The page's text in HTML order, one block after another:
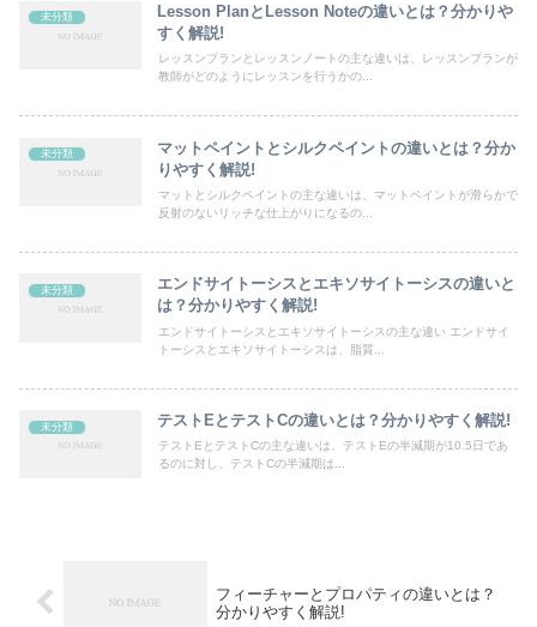
未分類
Lesson PlanとLesson Noteの違いとは？分かりや
すく解説!
レッスンプランとレッスンノートの主な違いは、レッスンプランが
教師がどのようにレッスンを行うかの...
未分類
マットペイントとシルクペイントの違いとは？分か
りやすく解説!
マットとシルクペイントの主な違いは、マットペイントが滑らかで
反射のないリッチな仕上がりになるの...
未分類
エンドサイトーシスとエキソサイトーシスの違いと
は？分かりやすく解説!
エンドサイトーシスとエキソサイトーシスの主な違い エンドサイ
トーシスとエキソサイトーシスは、脂質...
未分類 テストEとテストCの違いとは？分かりやすく解説!
テストEとテストCの主な違いは、テストEの半減期が10.5日であ
るのに対し、テストCの半減期は...
フィーチャーとプロパティの違いとは？
分かりやすく解説!